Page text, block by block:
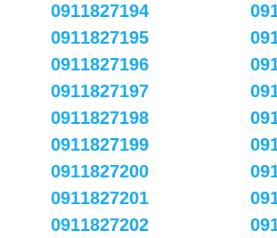
0911827194
0911827195
0911827196
0911827197
0911827198
0911827199
0911827200
0911827201
0911827202